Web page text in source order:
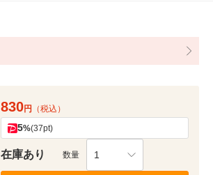
830円 （税込）
5%(37pt)
在庫あり 数量 1